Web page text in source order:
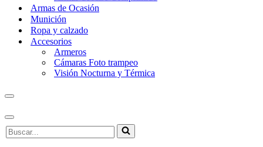
Armas de Ocasión
Munición
Ropa y calzado
Accesorios
Armeros
Cámaras Foto trampeo
Visión Nocturna y Térmica
Menú
navegación
Menú
de
navegación
Buscar...